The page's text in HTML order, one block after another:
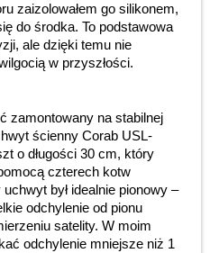
zaizolowałem go silikonem,
do środka. To podstawowa
ale dzięki temu nie
w przyszłości.
zamontowany na stabilnej
ścienny Corab USL-
o długości 30 cm, który
czterech kotw
był idealnie pionowy –
odchylenie od pionu
satelity. W moim
odchylenie mniejsze niż 1